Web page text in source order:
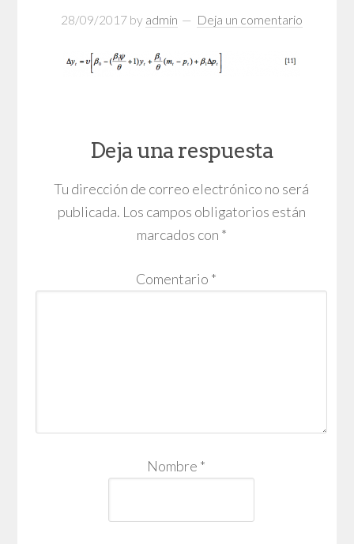
28/09/2017by admin Deja un comentario
Deja una respuesta
Tu dirección de correo electrónico no será
publicada. Los campos obligatorios están
marcados con *
Comentario *
Nombre *